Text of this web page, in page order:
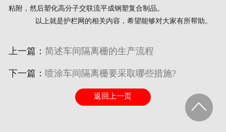
粘附，然后塑化高分子交联流平成钢塑复合制品。
以上就是护栏网的相关内容，希望能够对大家有所帮助。
上一篇： 简述车间隔离栅的生产流程
下一篇： 喷涂车间隔离栅要采取哪些措施?
返回上一页